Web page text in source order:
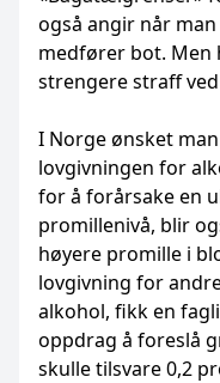
også angir når
medfører bot. Men
strengere straff
I Norge ønsket
lovgivningen for
for å forårsake en
promillenivå, blir
høyere promille i
lovgivning for
alkohol, fikk en
oppdrag å foreslå
skulle tilsvare 0,2